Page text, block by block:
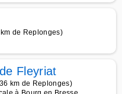
de Replonges)
Fleyriat
km de Replonges)